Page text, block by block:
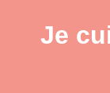
Je